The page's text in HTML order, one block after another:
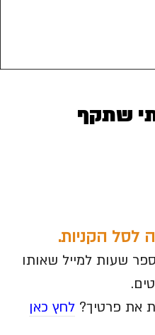
שתקף
לסל הקניות.
שעות למייל שאותו
את פרטיך? לחץ כאן